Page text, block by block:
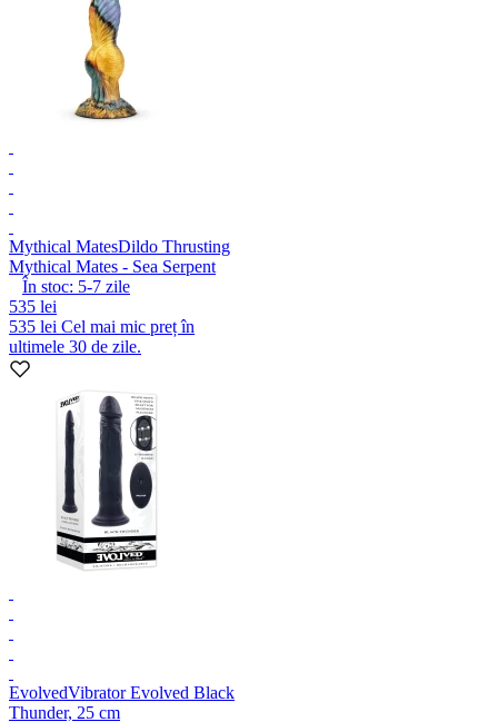
Mythical MatesDildo Thrusting
Mythical Mates - Sea Serpent
În stoc: 5-7 zile
535 lei
535 lei Cel mai mic preț în
ultimele 30 de zile.
EvolvedVibrator Evolved Black
Thunder, 25 cm